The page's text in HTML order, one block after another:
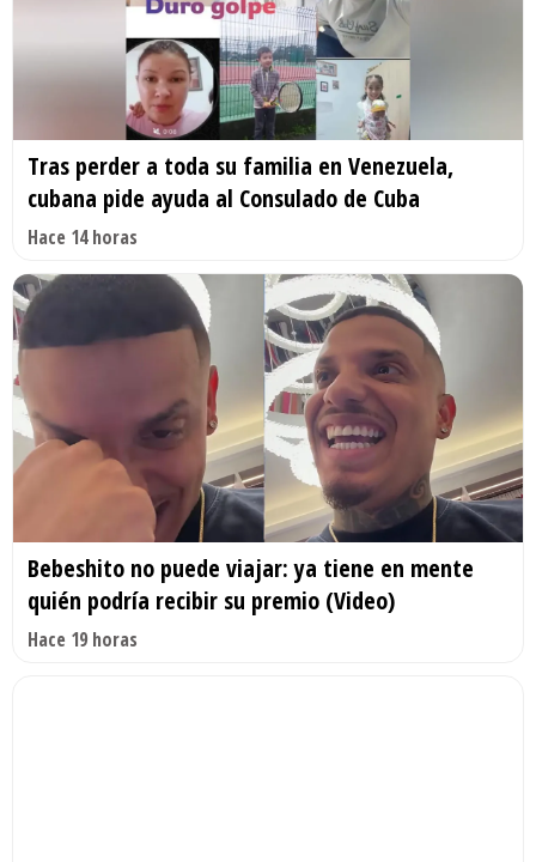
Tras perder a toda su familia en Venezuela,
cubana pide ayuda al Consulado de Cuba
Hace 14 horas
Bebeshito no puede viajar: ya tiene en mente
quién podría recibir su premio (Video)
Hace 19 horas